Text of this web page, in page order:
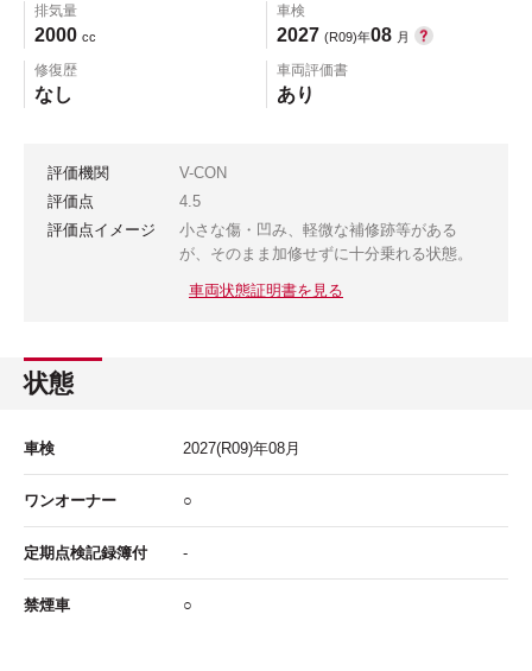
排気量
2000 cc
車検
2027 (R09)年08 月
修復歴
なし
車両評価書
あり
評価機関
V-CON
評価点
4.5
評価点イメージ
小さな傷・凹み、軽微な補修跡等がある
が、そのまま加修せずに十分乗れる状態。
車両状態証明書を見る
状態
車検 2027(R09)年08 月
ワンオーナー ○
定期点検記録簿付 -
禁煙車 ○